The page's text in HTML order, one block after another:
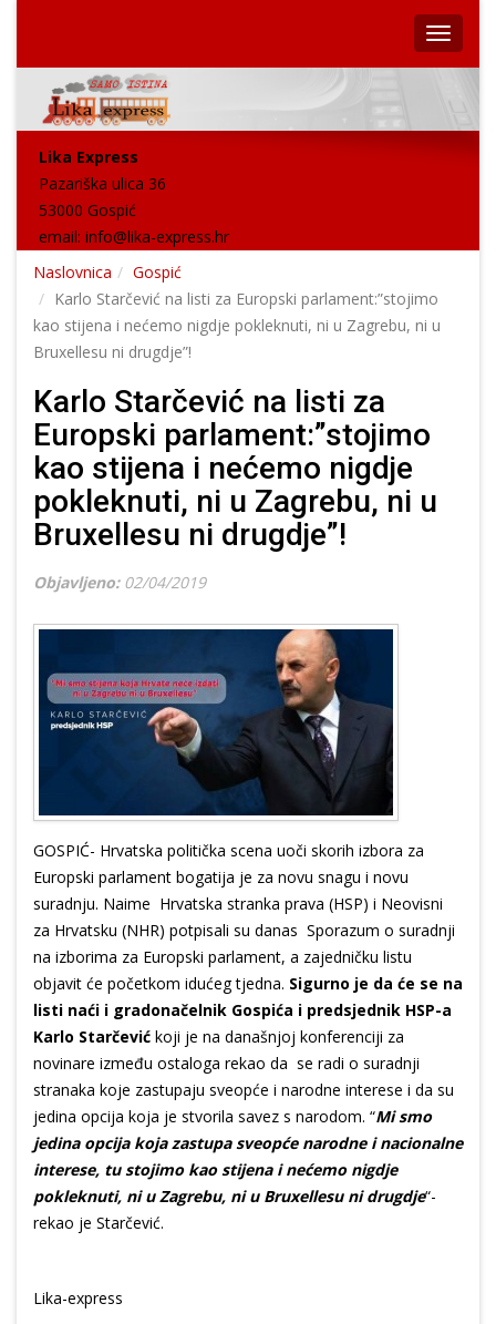
Lika Express
Pazariška ulica 36
53000 Gospić
email: info@lika-express.hr
Naslovnica
Gospić
Karlo Starčević na listi za Europski parlament:”stojimo
kao stijena i nećemo nigdje pokleknuti, ni u Zagrebu, ni u
Bruxellesu ni drugdje”!
Karlo Starčević na listi za
Europski parlament:”stojimo
kao stijena i nećemo nigdje
pokleknuti, ni u Zagrebu, ni u
Bruxellesu ni drugdje”!
Objavljeno: 02/04/2019
GOSPIĆ- Hrvatska politička scena uoči skorih izbora za
Europski parlament bogatija je za novu snagu i novu
suradnju. Naime Hrvatska stranka prava (HSP) i Neovisni
za Hrvatsku (NHR) potpisali su danas Sporazum o suradnji
na izborima za Europski parlament, a zajedničku listu
objavit će početkom idućeg tjedna. Sigurno je da će se na
listi naći i gradonačelnik Gospića i predsjednik HSP-a
Karlo Starčević koji je na današnjoj konferenciji za
novinare između ostaloga rekao da se radi o suradnji
stranaka koje zastupaju sveopće i narodne interese i da su
jedina opcija koja je stvorila savez s narodom. “Mi smo
jedina opcija koja zastupa sveopće narodne i nacionalne
interese, tu stojimo kao stijena i nećemo nigdje
pokleknuti, ni u Zagrebu, ni u Bruxellesu ni drugdje“-
rekao je Starčević.
Lika-express